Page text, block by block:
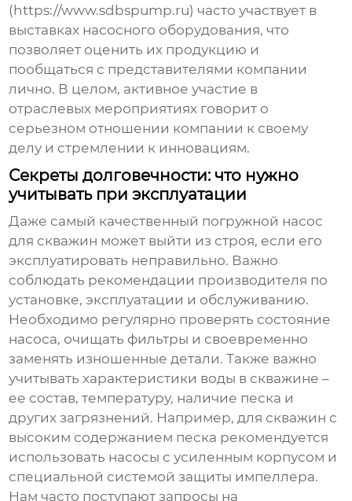
(https://www.sdbspump.ru) часто участвует в
выставках насосного оборудования, что
позволяет оценить их продукцию и
пообщаться с представителями компании
лично. В целом, активное участие в
отраслевых мероприятиях говорит о
серьезном отношении компании к своему
делу и стремлении к инновациям.
Секреты долговечности: что нужно
учитывать при эксплуатации
Даже самый качественный погружной насос
для скважин может выйти из строя, если его
эксплуатировать неправильно. Важно
соблюдать рекомендации производителя по
установке, эксплуатации и обслуживанию.
Необходимо регулярно проверять состояние
насоса, очищать фильтры и своевременно
заменять изношенные детали. Также важно
учитывать характеристики воды в скважине –
ее состав, температуру, наличие песка и
других загрязнений. Например, для скважин с
высоким содержанием песка рекомендуется
использовать насосы с усиленным корпусом и
специальной системой защиты импеллера.
Нам часто поступают запросы на